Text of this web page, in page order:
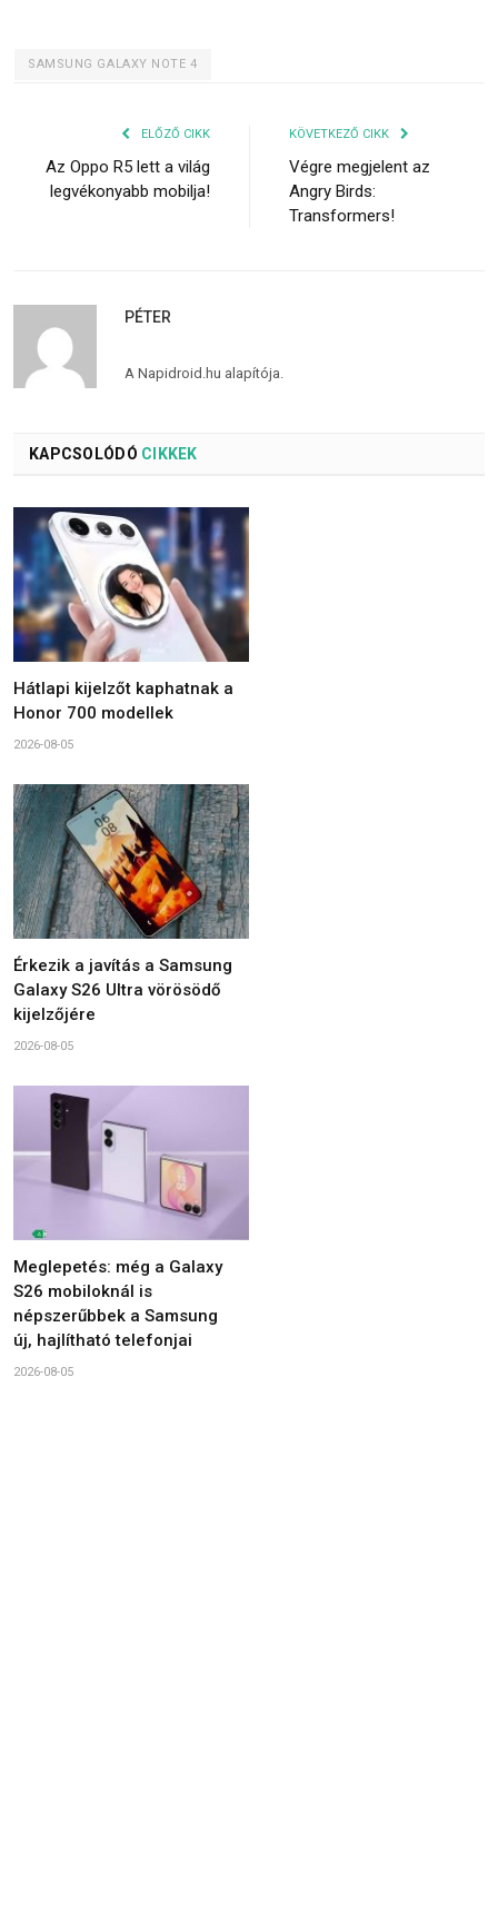
SAMSUNG GALAXY NOTE 4
ELŐZŐ CIKK
Az Oppo R5 lett a világ
legvékonyabb mobilja!
KÖVETKEZŐ CIKK
Végre megjelent az
Angry Birds:
Transformers!
PÉTER
A Napidroid.hu alapítója.
KAPCSOLÓDÓ CIKKEK
Hátlapi kijelzőt kaphatnak a
Honor 700 modellek
2026-08-05
Érkezik a javítás a Samsung
Galaxy S26 Ultra vörösödő
kijelzőjére
2026-08-05
Meglepetés: még a Galaxy
S26 mobiloknál is
népszerűbbek a Samsung
új, hajlítható telefonjai
2026-08-05